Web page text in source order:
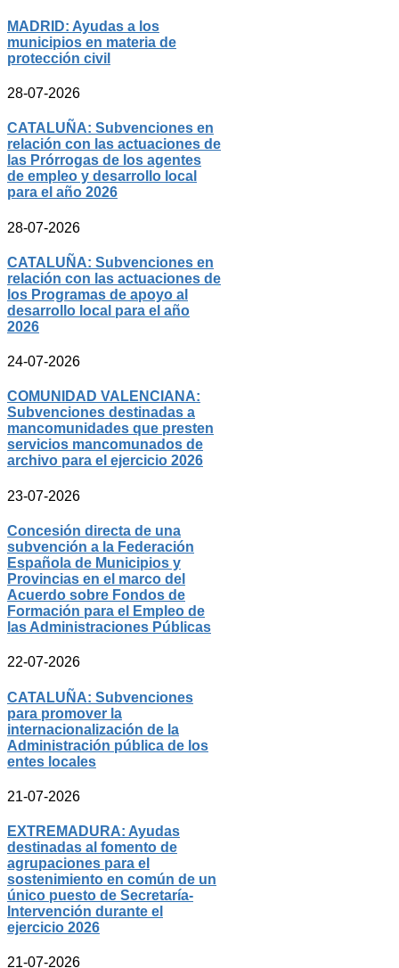
MADRID: Ayudas a los
municipios en materia de
protección civil
28-07-2026
CATALUÑA: Subvenciones en
relación con las actuaciones de
las Prórrogas de los agentes
de empleo y desarrollo local
para el año 2026
28-07-2026
CATALUÑA: Subvenciones en
relación con las actuaciones de
los Programas de apoyo al
desarrollo local para el año
2026
24-07-2026
COMUNIDAD VALENCIANA:
Subvenciones destinadas a
mancomunidades que presten
servicios mancomunados de
archivo para el ejercicio 2026
23-07-2026
Concesión directa de una
subvención a la Federación
Española de Municipios y
Provincias en el marco del
Acuerdo sobre Fondos de
Formación para el Empleo de
las Administraciones Públicas
22-07-2026
CATALUÑA: Subvenciones
para promover la
internacionalización de la
Administración pública de los
entes locales
21-07-2026
EXTREMADURA: Ayudas
destinadas al fomento de
agrupaciones para el
sostenimiento en común de un
único puesto de Secretaría-
Intervención durante el
ejercicio 2026
21-07-2026